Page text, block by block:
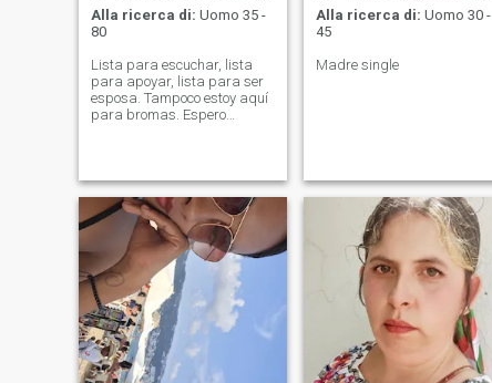
Alla ricerca di: Uomo 35 -
80
Lista para escuchar, lista
para apoyar, lista para ser
esposa. Tampoco estoy aquí
para bromas. Espero
Alla ricerca di: Uomo 30 -
45
Madre single